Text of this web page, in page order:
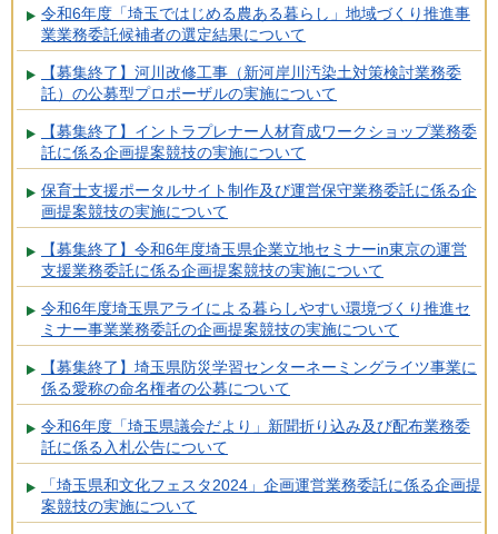
令和6年度「埼玉ではじめる農ある暮らし」地域づくり推進事
業業務委託候補者の選定結果について
【募集終了】河川改修工事（新河岸川汚染土対策検討業務委
託）の公募型プロポーザルの実施について
【募集終了】イントラプレナー人材育成ワークショップ業務委
託に係る企画提案競技の実施について
保育士支援ポータルサイト制作及び運営保守業務委託に係る企
画提案競技の実施について
【募集終了】令和6年度埼玉県企業立地セミナーin東京の運営
支援業務委託に係る企画提案競技の実施について
令和6年度埼玉県アライによる暮らしやすい環境づくり推進セ
ミナー事業業務委託の企画提案競技の実施について
【募集終了】埼玉県防災学習センターネーミングライツ事業に
係る愛称の命名権者の公募について
令和6年度「埼玉県議会だより」新聞折り込み及び配布業務委
託に係る入札公告について
「埼玉県和文化フェスタ2024」企画運営業務委託に係る企画提
案競技の実施について